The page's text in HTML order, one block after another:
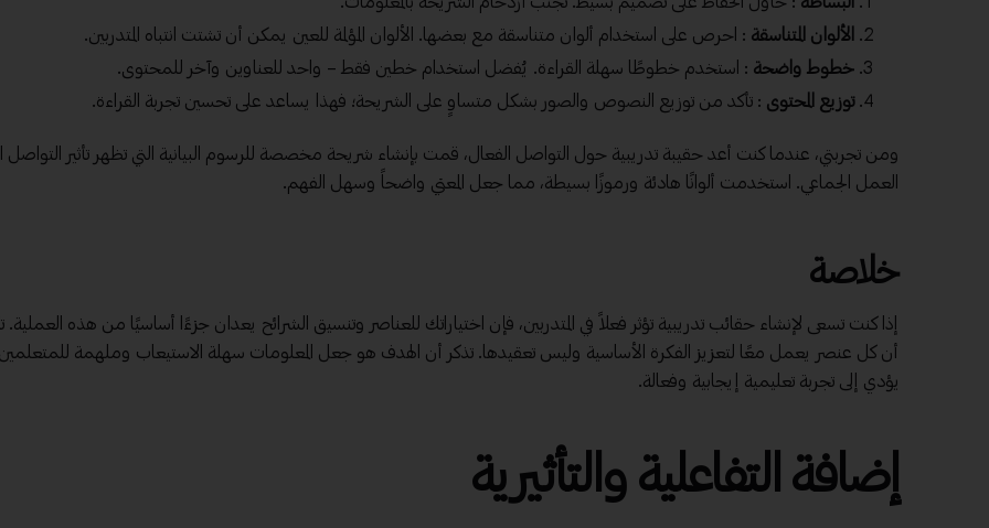
الألوان المتناسقة : احرص على استخدام ألوان متناسقة مع بعضها. الألوان المؤلمة للعين يمكن أن تشتت انتباه المتدربين.
خطوط واضحة : استخدم خطوطًا سهلة القراءة. يُفضل استخدام خطين فقط – واحد للعناوين وآخر للمحتوى.
توزيع المحتوى : تأكد من توزيع النصوص والصور بشكل متساوٍ على الشريحة؛ فهذا يساعد على تحسين تجربة القراءة.
ومن تجربتي، عندما كنت أعد حقيبة تدريبية حول التواصل الفعال، قمت بإنشاء شريحة مخصصة للرسوم البيانية التي تظهر تأثير التواصل
العمل الجماعي. استخدمت ألوانًا هادئة ورموزًا بسيطة، مما جعل المعني واضحاً وسهل الفهم.
خلاصة
إذا كنت تسعى لإنشاء حقائب تدريبية تؤثر فعلاً في المتدربين، فإن اختياراتك للعناصر وتنسيق الشرائح يعدان جزءًا أساسيًا من هذه العملية.
أن كل عنصر يعمل معًا لتعزيز الفكرة الأساسية وليس تعقيدها. تذكر أن الهدف هو جعل المعلومات سهلة الاستيعاب وملهمة
يؤدي إلى تجربة تعليمية إيجابية وفعالة.
إضافة التفاعلية والتأثيرية